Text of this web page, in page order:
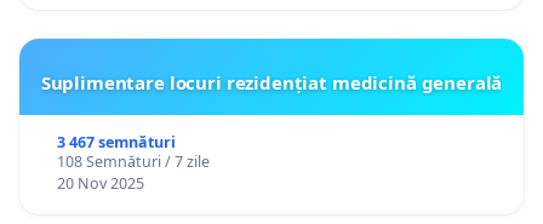
Suplimentare locuri rezidențiat medicină generală
3 467 semnături
108 Semnături / 7 zile
20 Nov 2025